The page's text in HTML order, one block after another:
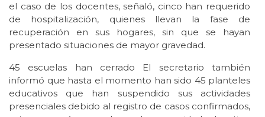
el caso de los docentes, señaló, cinco han requerido
de hospitalización, quienes llevan la fase de
recuperación en sus hogares, sin que se hayan
presentado situaciones de mayor gravedad.
45 escuelas han cerrado El secretario también
informó que hasta el momento han sido 45 planteles
educativos que han suspendido sus actividades
presenciales debido al registro de casos confirmados,